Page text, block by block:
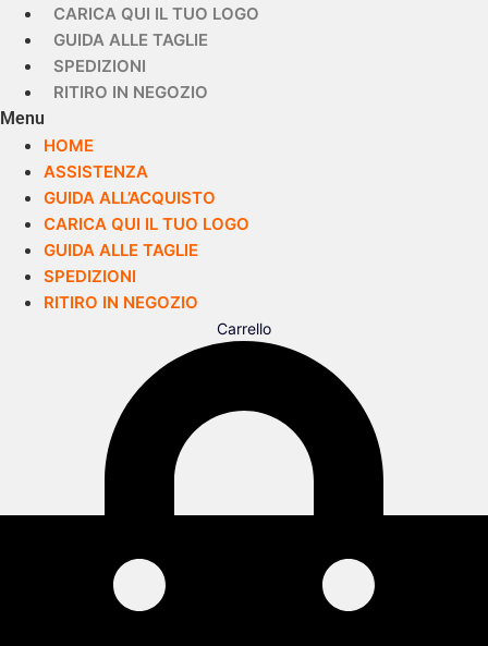
CARICA QUI IL TUO LOGO
GUIDA ALLE TAGLIE
SPEDIZIONI
RITIRO IN NEGOZIO
Menu
HOME
ASSISTENZA
GUIDA ALL’ACQUISTO
CARICA QUI IL TUO LOGO
GUIDA ALLE TAGLIE
SPEDIZIONI
RITIRO IN NEGOZIO
Carrello